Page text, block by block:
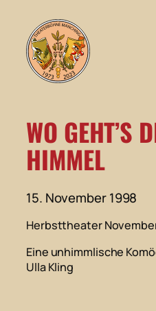
Inhalt
springen
WO GEHT’S
HIMMEL
15. November 1998
Herbsttheater
Eine unhimmlische
Ulla Kling